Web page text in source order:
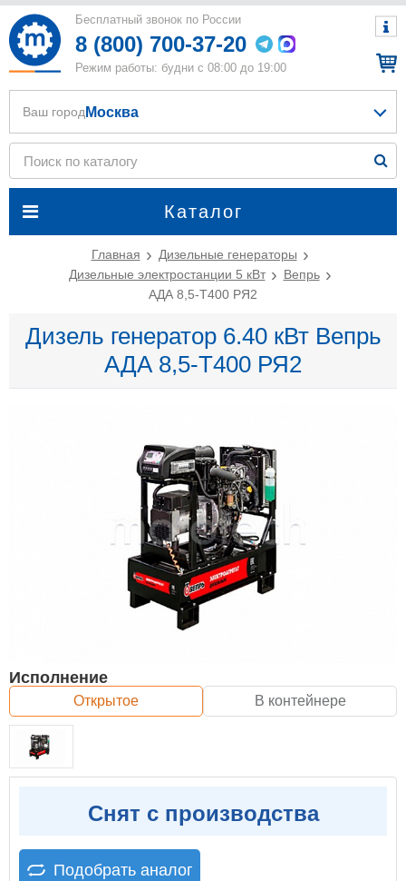
Бесплатный звонок по России
8 (800) 700-37-20
Режим работы: будни с 08:00 до 19:00
Каталог
Ваш город Москва
Главная
Дизельные генераторы
Дизельные электростанции 5 кВт
Вепрь
АДА 8,5-Т400 РЯ2
Дизель генератор 6.40 кВт Вепрь
АДА 8,5-Т400 РЯ2
Исполнение
Открытое В контейнере
Снят с производства
Подобрать аналог